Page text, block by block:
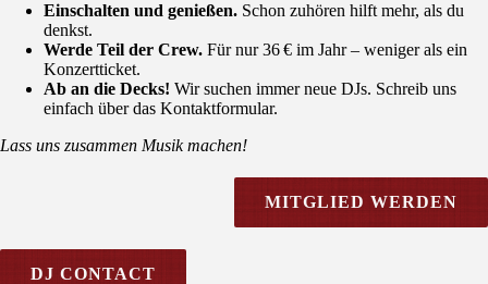
Einschalten und genießen. Schon zuhören hilft mehr, als du
denkst.
Werde Teil der Crew. Für nur 36 € im Jahr – weniger als ein
Konzertticket.
Ab an die Decks! Wir suchen immer neue DJs. Schreib uns
einfach über das Kontaktformular.
Lass uns zusammen Musik machen!
MITGLIED WERDEN
DJ CONTACT